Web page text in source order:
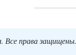
Все права защищены.